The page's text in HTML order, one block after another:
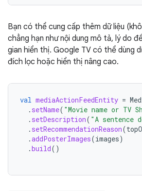
Bạn có thể cung cấp thêm dữ liệu
chẳng hạn như nội dung mô tả, lý do
gian hiển thị. Google TV có thể dùng
đích lọc hoặc hiển thị nâng cao.
val mediaActionFeedEntity =
. setName( "Movie name or TV
. setDescription( "A sentence
. setRecommendationReason(
.addPosterImages(images)
.build()